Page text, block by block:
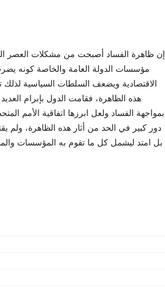
إن ظاهرة الفساد أصبحت من مشكلات العصر
مؤسسات الدولة العامة والخاصة كونه
الاقتصادية ويضعف السلطات السياسية
هذه الظاهرة، فقامت الدول بإبرام العديد
دور كبير في الحد من أثار هذه الظاهرة، ولم
بل امتد ليشمل كل ما تقوم به المؤسسات